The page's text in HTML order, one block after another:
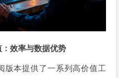
效率与数据优势
版本提供了一系列高价值工